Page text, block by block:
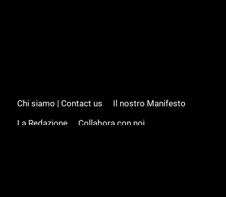
Chi siamo | Contact us
Il nostro Manifesto
La Redazione
Collabora con noi